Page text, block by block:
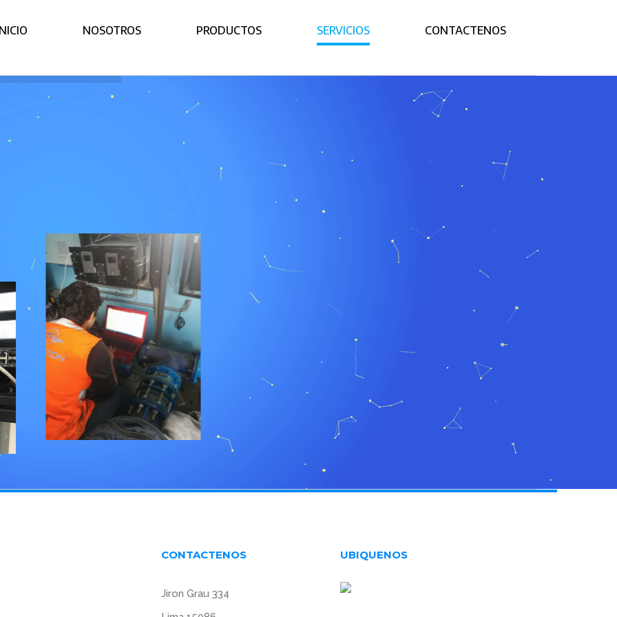
NOSOTROS PRODUCTOS SERVICIOS CONTACTENOS
CONTACTENOS
Jiron Grau 334
UBIQUENOS